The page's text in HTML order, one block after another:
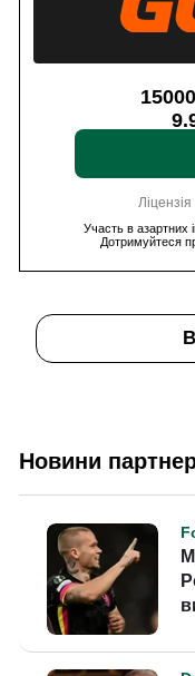
Участь в азартних
Дотримуйтеся